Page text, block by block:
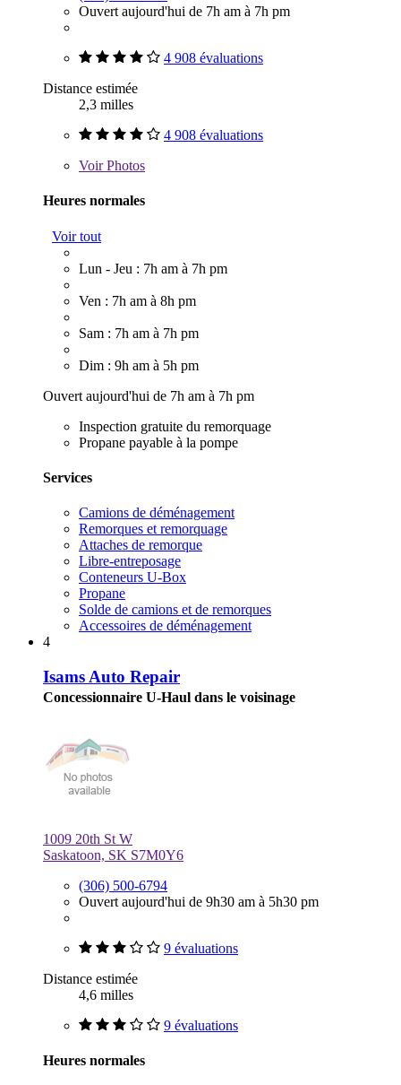
Ouvert aujourd'hui de 7h am à 7h pm
4 908 évaluations
Distance estimée
2,3 milles
4 908 évaluations
VoirPhotos
Heures normales
Voir tout
Lun - Jeu : 7h am à 7h pm
Ven : 7h am à 8h pm
Sam : 7h am à 7h pm
Dim : 9h am à 5h pm
Ouvert aujourd'hui de 7h am à 7h pm
Inspection gratuite du remorquage
Propane payable à la pompe
Services
Camions de déménagement
Remorques et remorquage
Attaches de remorque
Libre-entreposage
Conteneurs U-Box
Propane
Solde de camions et de remorques
Accessoires de déménagement
4
Isams Auto Repair
Concessionnaire U-Haul dans le voisinage
1009 20th St W
Saskatoon, SK S7M0Y6
(306) 500-6794
Ouvert aujourd'hui de 9h30 am à 5h30 pm
9 évaluations
Distance estimée
4,6 milles
9 évaluations
Heures normales